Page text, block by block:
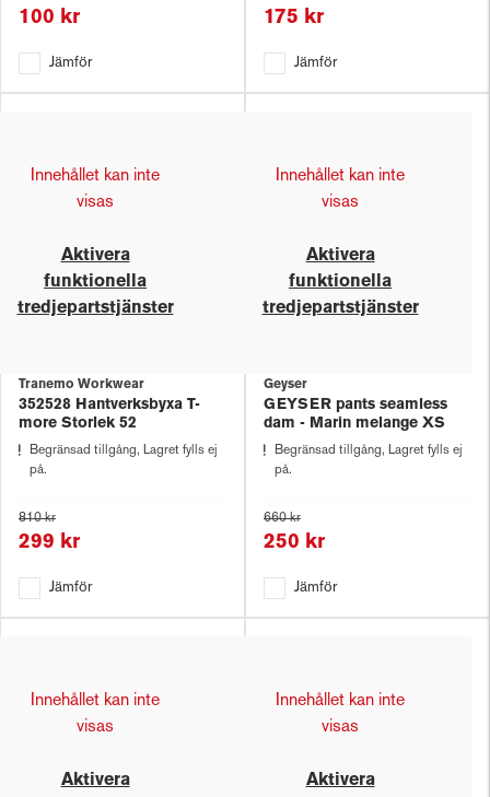
100 kr
Jämför
175 kr
Jämför
Innehållet kan inte
visas
Aktivera
funktionella
tredjepartstjänster
Tranemo Workwear
352528 Hantverksbyxa T-
more Storlek 52
Begränsad tillgång, Lagret fylls ej
på.
810 kr
299 kr
Jämför
Innehållet kan inte
visas
Aktivera
funktionella
tredjepartstjänster
Geyser
GEYSER pants seamless
dam - Marin melange XS
Begränsad tillgång, Lagret fylls ej
på.
660 kr
250 kr
Jämför
Innehållet kan inte
visas
Aktivera
Innehållet kan inte
visas
Aktivera